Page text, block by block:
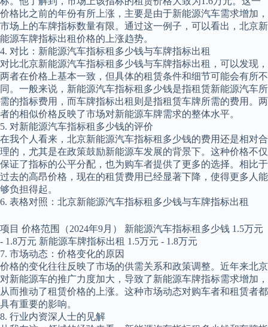
价格比之前的年份有所上涨，主要是由于新能源汽车需求增加，
市场上的车牌指标数量有限。通过这一例子，可以看出，北京新
能源车牌指标出租价格的上涨趋势。
4. 对比：新能源汽车指标租多少钱与车牌指标出租
对比北京新能源汽车指标租多少钱与车牌指标出租，可以发现，
两者在价格上基本一致，但具体的租赁条件和细节可能会有所不
同。一般来说，新能源汽车指标租多少钱是指租赁新能源汽车所
需的指标费用，而车牌指标出租则是指租赁车牌所需的费用。两
者的相似价格反映了市场对新能源车牌需求的整体水平。
5. 对新能源汽车指标租多少钱的评价
在我个人看来，北京新能源汽车指标租多少钱的费用还是相对合
理的，尤其是在政策鼓励新能源车发展的背景下。这种价格不仅
保证了指标的公平分配，也为购车者提供了更多的选择。相比于
过去的高昂价格，现在的租赁费用已经显著下降，使得更多人能
够负担得起。
6. 表格对照：北京新能源汽车指标租多少钱与车牌指标出租
项目 价格范围（2024年9月） 新能源汽车指标租多少钱 1.5万元
- 1.8万元 新能源车牌指标出租 1.5万元 - 1.8万元
7. 市场动态：价格变化的原因
价格的变化往往反映了市场的供需关系和政策调整。近年来北京
对新能源车的推广力度加大，导致了新能源车牌指标需求增加，
从而推动了租赁价格的上涨。这种市场动态对购车者和租赁者都
具有重要的影响。
8. 行业内资深人士的见解